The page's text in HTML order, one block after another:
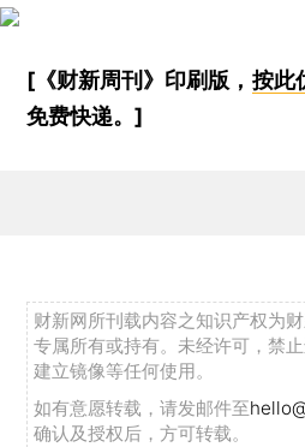
[《财新周刊》印刷版， 按此
免费快递。]
财新网所刊载内容之知识产权为
专属所有或持有。未经许可，禁
建立镜像等任何使用。
如有意愿转载，请发邮件至
确认及授权后，方可转载。